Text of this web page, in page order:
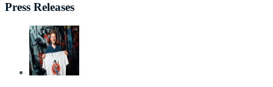
Press Releases